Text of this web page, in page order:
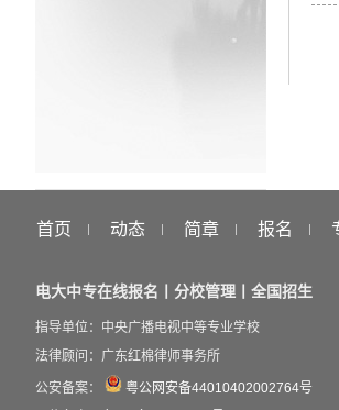
首页 动态 简章 报名
电大中专在线报名丨分校管理丨全国招生
指导单位：中央广播电视中等专业学校
法律顾问：广东红棉律师事务所
公安备案：
粤公网安备44010402002764号